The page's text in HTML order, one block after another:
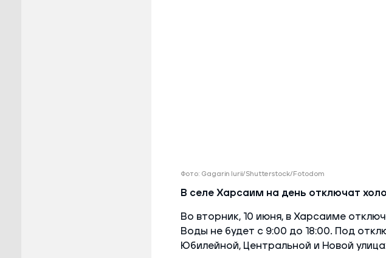
Фото: Gagarin Iurii/Shutterstock/Fotodom
В селе Харсаим на день отключат
Во вторник, 10 июня, в Харсаиме
Воды не будет с 9:00 до 18:00. Под
Юбилейной, Центральной и Новой